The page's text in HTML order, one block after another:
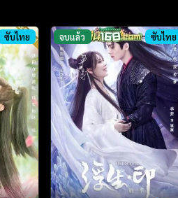
ซับไทย จบแล้ว ซับไทย